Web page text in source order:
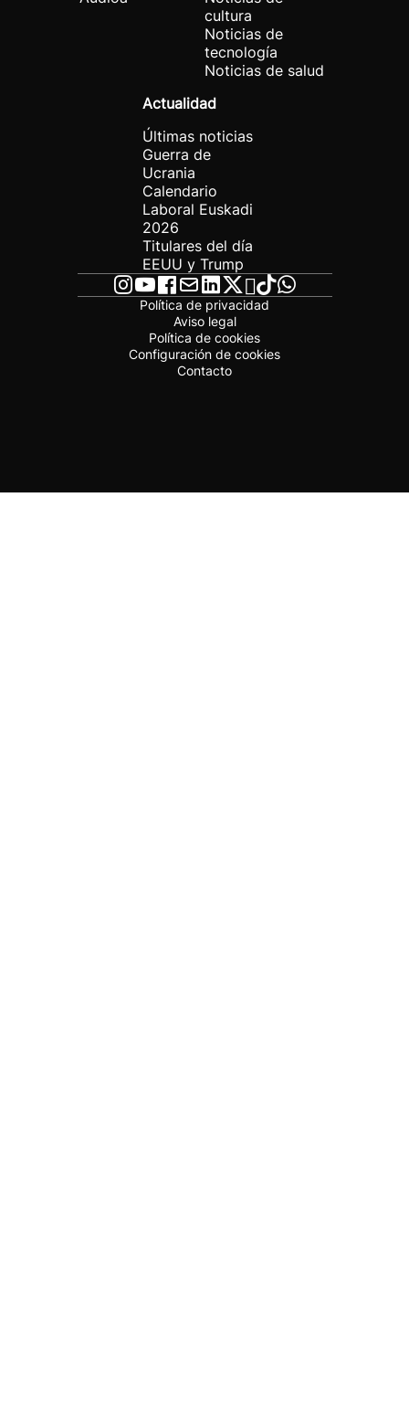
cultura
Noticias de
tecnología
Noticias de salud
Actualidad
Últimas noticias
Guerra de
Ucrania
Calendario
Laboral Euskadi
2026
Titulares del día
EEUU y Trump
Política de privacidad
Aviso legal
Política de cookies
Configuración de cookies
Contacto